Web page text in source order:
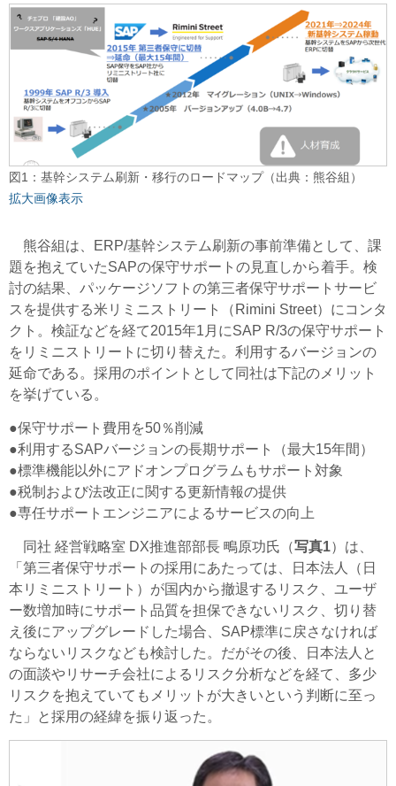
図1：基幹システム刷新・移行のロードマップ（出典：熊谷組）
拡大画像表示
熊谷組は、ERP/基幹システム刷新の事前準備として、課
題を抱えていたSAPの保守サポートの見直しから着手。検
討の結果、パッケージソフトの第三者保守サポートサービ
スを提供する米リミニストリート（Rimini Street）にコンタ
クト。検証などを経て2015年1月にSAP R/3の保守サポート
をリミニストリートに切り替えた。利用するバージョンの
延命である。採用のポイントとして同社は下記のメリット
を挙げている。
●保守サポート費用を50％削減
●利用するSAPバージョンの長期サポート（最大15年間）
●標準機能以外にアドオンプログラムもサポート対象
●税制および法改正に関する更新情報の提供
●専任サポートエンジニアによるサービスの向上
同社 経営戦略室 DX推進部部長 鴫原功氏（写真1）は、
「第三者保守サポートの採用にあたっては、日本法人（日
本リミニストリート）が国内から撤退するリスク、ユーザ
ー数増加時にサポート品質を担保できないリスク、切り替
え後にアップグレードした場合、SAP標準に戻さなければ
ならないリスクなども検討した。だがその後、日本法人と
の面談やリサーチ会社によるリスク分析などを経て、多少
リスクを抱えていてもメリットが大きいという判断に至っ
た」と採用の経緯を振り返った。